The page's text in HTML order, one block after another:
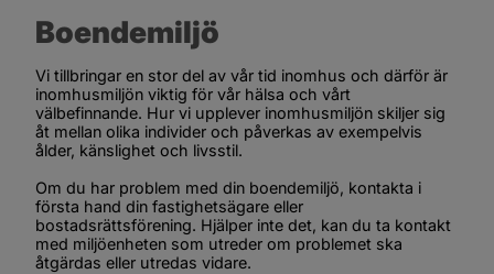
Boendemiljö
Vi tillbringar en stor del av vår tid inomhus och därför är
inomhusmiljön viktig för vår hälsa och vårt
välbefinnande. Hur vi upplever inomhusmiljön skiljer sig
åt mellan olika individer och påverkas av exempelvis
ålder, känslighet och livsstil.
Om du har problem med din boendemiljö, kontakta i
första hand din fastighetsägare eller
bostadsrättsförening. Hjälper inte det, kan du ta kontakt
med miljöenheten som utreder om problemet ska
åtgärdas eller utredas vidare.